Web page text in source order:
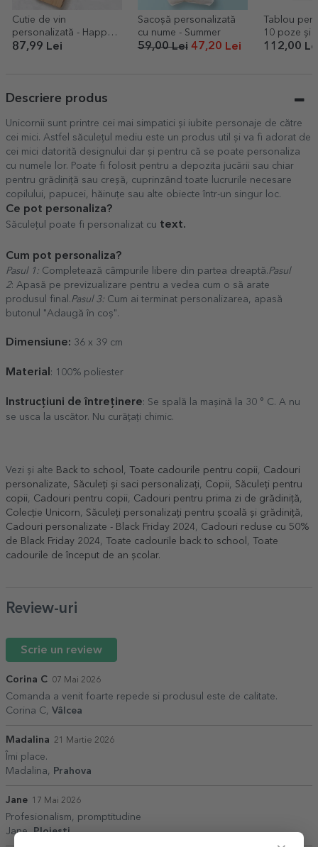
Cutie de vin
personalizată - Happy
Birthday
87,99 Lei
Sacoșă personalizată
cu nume - Summer
59,00 Lei47,20 Lei
Tablou
10 poze și
Friends
112,00
Descriere produs
Unicornii sunt printre cei mai simpatici și iubite personaje de către
cei mici. Astfel săculețul mediu este un produs util și va fi adorat de
cei mici datorită designului dar și pentru că se poate personaliza
cu numele lor. Poate fi folosit pentru a depozita jucării sau chiar
pentru grădiniță sau creșă, cuprinzând toate lucrurile necesare
copilului, papucei, hăinuțe sau alte obiecte într-un singur loc.
Ce pot personaliza?
Săculețul poate fi personalizat cu text.
Cum pot personaliza?
Pasul 1: Completează câmpurile libere din partea dreaptă. Pasul
2: Apasă pe previzualizare pentru a vedea cum o să arate
produsul final. Pasul 3: Cum ai terminat personalizarea, apasă
butonul "Adaugă în coș".
Dimensiune: 36 x 39 cm
Material : 100% poliester
Instrucțiuni de întreținere: Se spală la mașină la 30 ° C. A nu
se usca la uscător. Nu curățați chimic.
Vezi și alte Back to school Toate cadourile pentru copii
Cadouri
personalizate
Săculeți și saci personalizați Copii
Săculeți pentru
copii
Cadouri pentru copii Cadouri pentru prima zi de grădiniță
Colecție Unicorn
Săculeți personalizați pentru școală și grădiniță
Cadouri personalizate - Black Friday 2024
Cadouri reduse cu 50%
de Black Friday 2024
Toate cadourile back to school
Toate
cadourile de început de an școlar.
Review-uri
Scrie un review
Corina C 07 Mai 2026
Comanda a venit foarte repede si produsul este de calitate.
Corina C, Vâlcea
Madalina 21 Martie 2026
Îmi place.
Madalina,
Prahova
Jane 17 Mai 2026
Profesionalism, promptitudine
Jane,Ploiesti